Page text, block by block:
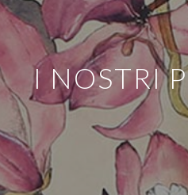
I NOSTRI